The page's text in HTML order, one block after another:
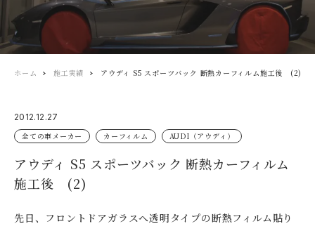
ホーム 施工実績 アウディ S5 スポーツバック 断熱カーフィルム施工後 (2)
2012.12.27
全ての車メーカー
カーフィルム AUDI（アウディ）
アウディ S5 スポーツバック 断熱カーフィルム
施工後 (2)
先日、フロントドアガラスへ透明タイプの断熱フィルム貼り